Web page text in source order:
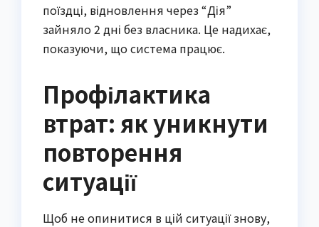
поїздці, відновлення через “Дія”
зайняло 2 дні без власника. Це надихає,
показуючи, що система працює.
Профілактика
втрат: як уникнути
повторення
ситуації
Щоб не опинитися в цій ситуації знову,